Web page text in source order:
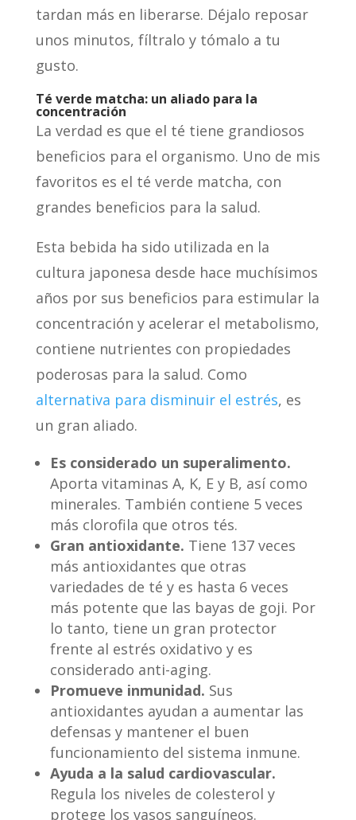
tardan más en liberarse. Déjalo reposar
unos minutos, fíltralo y tómalo a tu
gusto.
Té verde matcha: un aliado para la
concentración
La verdad es que el té tiene grandiosos
beneficios para el organismo. Uno de mis
favoritos es el té verde matcha, con
grandes beneficios para la salud.
Esta bebida ha sido utilizada en la
cultura japonesa desde hace muchísimos
años por sus beneficios para estimular la
concentración y acelerar el metabolismo,
contiene nutrientes con propiedades
poderosas para la salud. Como
alternativa para disminuir el estrés, es
un gran aliado.
Es considerado un superalimento.
Aporta vitaminas A, K, E y B, así como
minerales. También contiene 5 veces
más clorofila que otros tés.
Gran antioxidante. Tiene 137 veces
más antioxidantes que otras
variedades de té y es hasta 6 veces
más potente que las bayas de goji. Por
lo tanto, tiene un gran protector
frente al estrés oxidativo y es
considerado anti-aging.
Promueve inmunidad. Sus
antioxidantes ayudan a aumentar las
defensas y mantener el buen
funcionamiento del sistema inmune.
Ayuda a la salud cardiovascular.
Regula los niveles de colesterol y
protege los vasos sanguíneos.